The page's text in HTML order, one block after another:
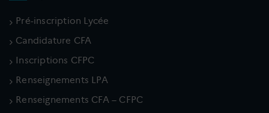
Pré-inscription Lycée
Candidature CFA
Inscriptions CFPC
Renseignements LPA
Renseignements CFA – CFPC